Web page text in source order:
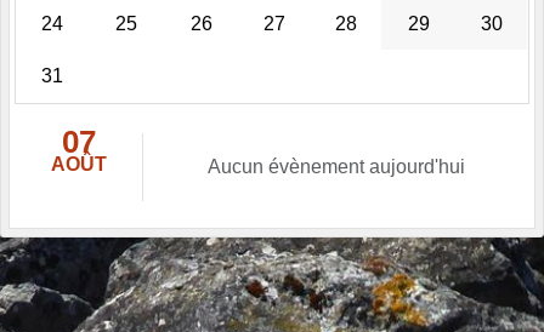
24 25 26 27 28 29 30
31
07
AOÛT Aucun évènement aujourd'hui